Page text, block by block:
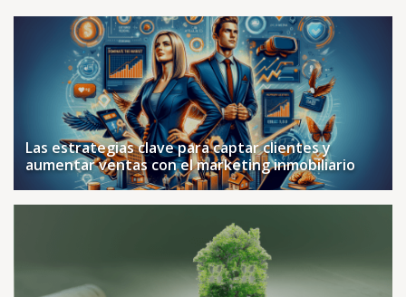
Las estrategias clave para captar clientes y
aumentar ventas con el marketing inmobiliario